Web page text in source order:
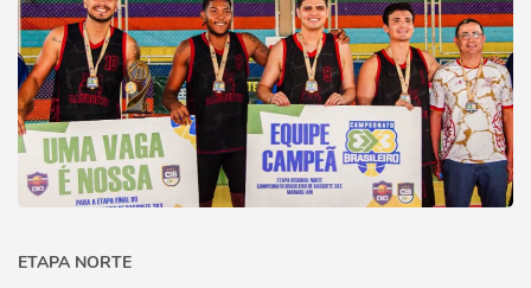
ETAPA NORTE